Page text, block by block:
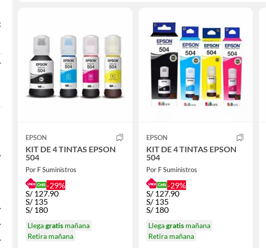
EPSON
KIT DE 4 TINTAS EPSON
504
Por F Suministros
-29%
S/ 127.90
S/ 135
S/ 180
Llegagratis mañana
Retira mañana
EPSON
KIT DE 4 TINTAS EPSON
504
Por F Suministros
-29%
S/ 127.90
S/ 135
S/ 180
Llegagratismañana
Retira mañana